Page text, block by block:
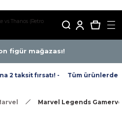
figür mağazası!
taksit fırsatı! - Tüm ürünlerde
Marvel Legends